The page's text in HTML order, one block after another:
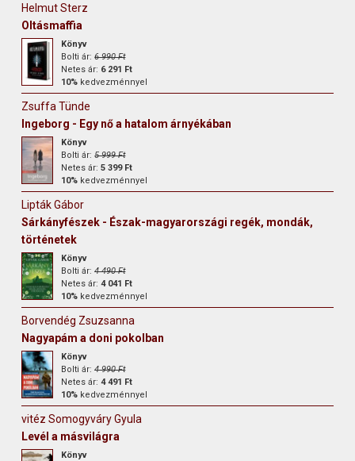
Helmut Sterz
Oltásmaffia
Könyv
Bolti ár:6 990 Ft
Netes ár: 6 291 Ft
10% kedvezménnyel
Zsuffa Tünde
Ingeborg - Egy nő a hatalom árnyékában
Könyv
Bolti ár:5 999 Ft
Netes ár:5 399 Ft
10% kedvezménnyel
Lipták Gábor
Sárkányfészek - Észak-magyarországi regék, mondák,
történetek
Könyv
Bolti ár:4 490 Ft
Netes ár:4 041 Ft
10% kedvezménnyel
Borvendég Zsuzsanna
Nagyapám a doni pokolban
Könyv
Bolti ár:4 990 Ft
Netes ár:4 491 Ft
10% kedvezménnyel
vitéz Somogyváry Gyula
Levél a másvilágra
Könyv